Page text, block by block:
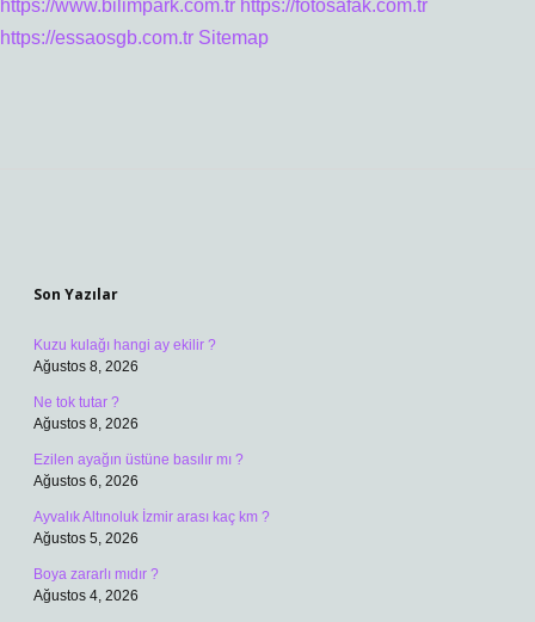
https://www.bilimpark.com.tr https://fotosafak.com.tr
https://essaosgb.com.tr Sitemap
Son Yazılar
Kuzu kulağı hangi ay ekilir ?
Ağustos 8, 2026
Ne tok tutar ?
Ağustos 8, 2026
Ezilen ayağın üstüne basılır mı ?
Ağustos 6, 2026
Ayvalık Altınoluk İzmir arası kaç km ?
Ağustos 5, 2026
Boya zararlı mıdır ?
Ağustos 4, 2026